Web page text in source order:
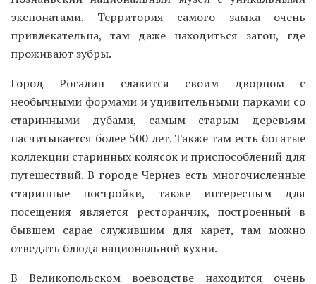
экспонатами. Территория самого замка очень
привлекательна, там даже находиться загон, где
проживают зубры.
Город Рогалин славится своим дворцом с
необычными формами и удивительными парками со
старинными дубами, самым старым деревьям
насчитывается более 500 лет. Также там есть богатые
коллекции старинных колясок и приспособлений для
путешествий. В городе Чернев есть многочисленные
старинные постройки, также интересным для
посещения является ресторанчик, построенный в
бывшем сарае служившим для карет, там можно
отведать блюда национальной кухни.
В Великопольском воеводстве находится очень